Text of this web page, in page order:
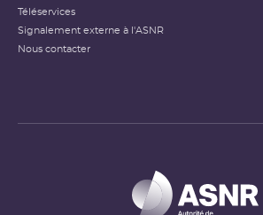
Téléservices
Signalement externe à l'ASNR
Nous contacter